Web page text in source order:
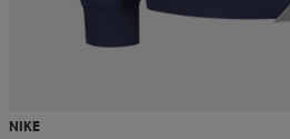
NIKE